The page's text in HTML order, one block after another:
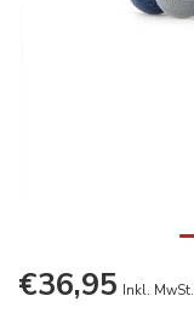
€36,95 Inkl. MwSt.